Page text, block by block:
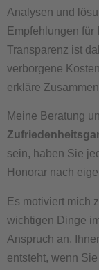
Analysen und
Empfehlungen
Transparenz ist
verborgene
erkläre
Meine Beratung
sein, haben Sie
Honorar nach
Es motiviert mich
wichtigen Dinge
Anspruch an,
entsteht, wenn